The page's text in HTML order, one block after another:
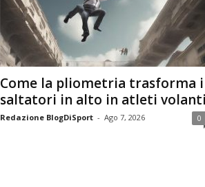
Come la pliometria trasforma i
saltatori in alto in atleti volanti
Redazione BlogDiSport - Ago 7, 2026 0